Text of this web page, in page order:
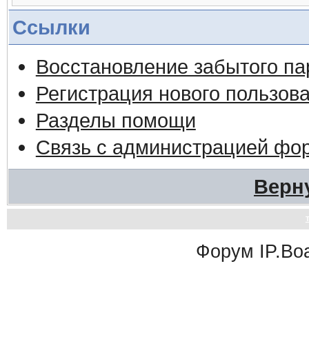
Ссылки
Восстановление забытого
Регистрация нового
Разделы помощи
Связь с администрацией
Форум